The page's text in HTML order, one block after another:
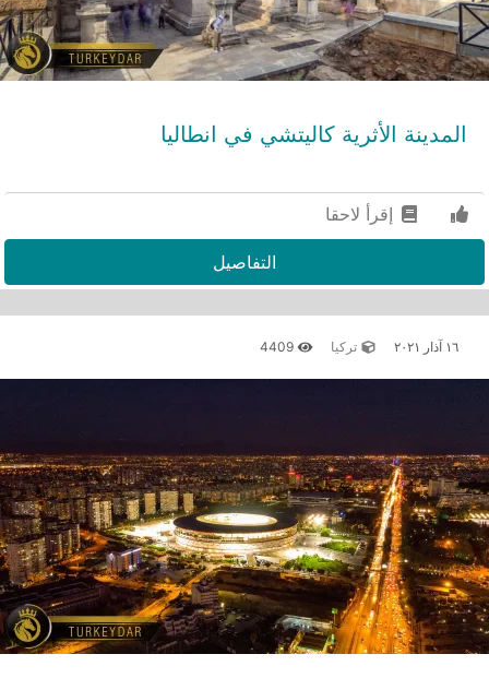
المدينة الأثرية كاليتشي في انطاليا
إقرأ لاحقا
التفاصيل
١٦ آذار ٢٠٢١ تركيا